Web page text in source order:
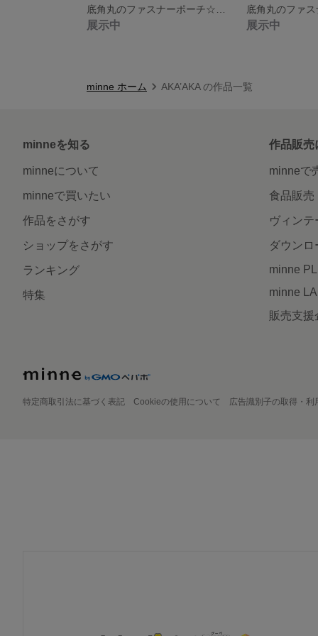
展示中 展示中
minne ホーム AKA’AKA の作品一覧
minneを知る
minneについて
minneで買いたい
作品をさがす
ショップをさがす
ランキング
特集
作品販売
minneで
食品販売
ヴィンテ
ダウンロ
minne
minne
販売支
特定商取引法に基づく表記 Cookieの使用について 広告識別子の取得・利